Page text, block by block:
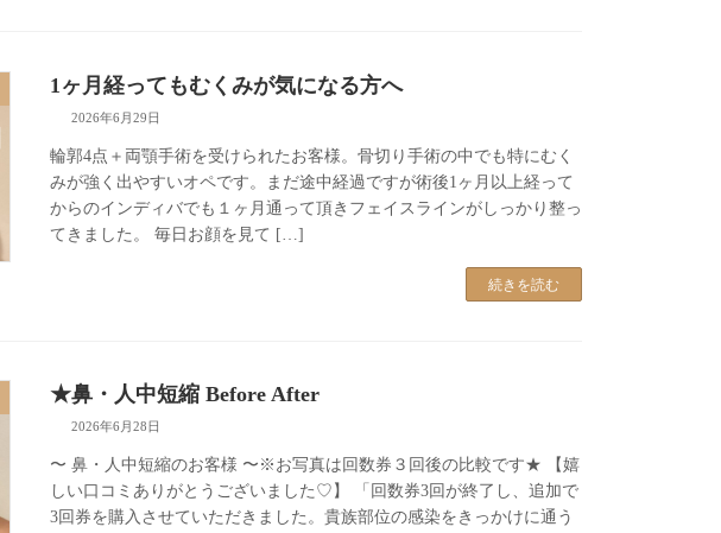
1ヶ月経ってもむくみが気になる方へ
2026年6月29日
輪郭4点＋両顎手術を受けられたお客様。骨切り手術の中でも特にむく
みが強く出やすいオペです。まだ途中経過ですが術後1ヶ月以上経って
からのインディバでも１ヶ月通って頂きフェイスラインがしっかり整っ
てきました。 毎日お顔を見て […]
続きを読む
★鼻・人中短縮 Before After
2026年6月28日
〜 鼻・人中短縮のお客様 〜※お写真は回数券３回後の比較です★ 【嬉
しい口コミありがとうございました♡】 「回数券3回が終了し、追加で
3回券を購入させていただきました。貴族部位の感染をきっかけに通う